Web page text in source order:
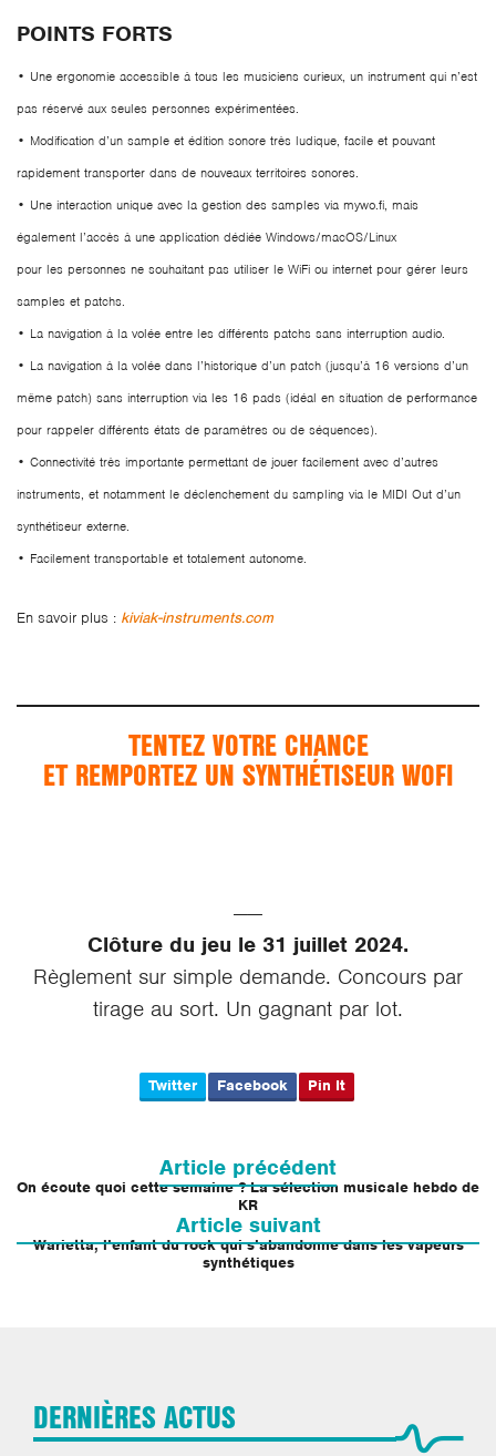
POINTS FORTS
• Une ergonomie accessible à tous les musiciens curieux, un instrument qui n’est
pas réservé aux seules personnes expérimentées.
• Modification d’un sample et édition sonore très ludique, facile et pouvant
rapidement transporter dans de nouveaux territoires sonores.
• Une interaction unique avec la gestion des samples via mywo.fi, mais
également l’accès à une application dédiée Windows/macOS/Linux
pour les personnes ne souhaitant pas utiliser le WiFi ou internet pour gérer leurs
samples et patchs.
• La navigation à la volée entre les différents patchs sans interruption audio.
• La navigation à la volée dans l’historique d’un patch (jusqu’à 16 versions d’un
même patch) sans interruption via les 16 pads (idéal en situation de performance
pour rappeler différents états de paramètres ou de séquences).
• Connectivité très importante permettant de jouer facilement avec d’autres
instruments, et notamment le déclenchement du sampling via le MIDI Out d’un
synthétiseur externe.
• Facilement transportable et totalement autonome.
En savoir plus : kiviak-instruments.com
TENTEZ VOTRE CHANCE
ET REMPORTEZ UN SYNTHÉTISEUR WOFI
——
Clôture du jeu le 31 juillet 2024.
Règlement sur simple demande. Concours par
tirage au sort. Un gagnant par lot.
Twitter Facebook Pin It
l’article Article précédent
On écoute quoi cette semaine ? La sélection musicale hebdo de
KR
Article suivant
Warietta, l’enfant du rock qui s’abandonne dans les vapeurs
synthétiques
DERNIÈRES ACTUS